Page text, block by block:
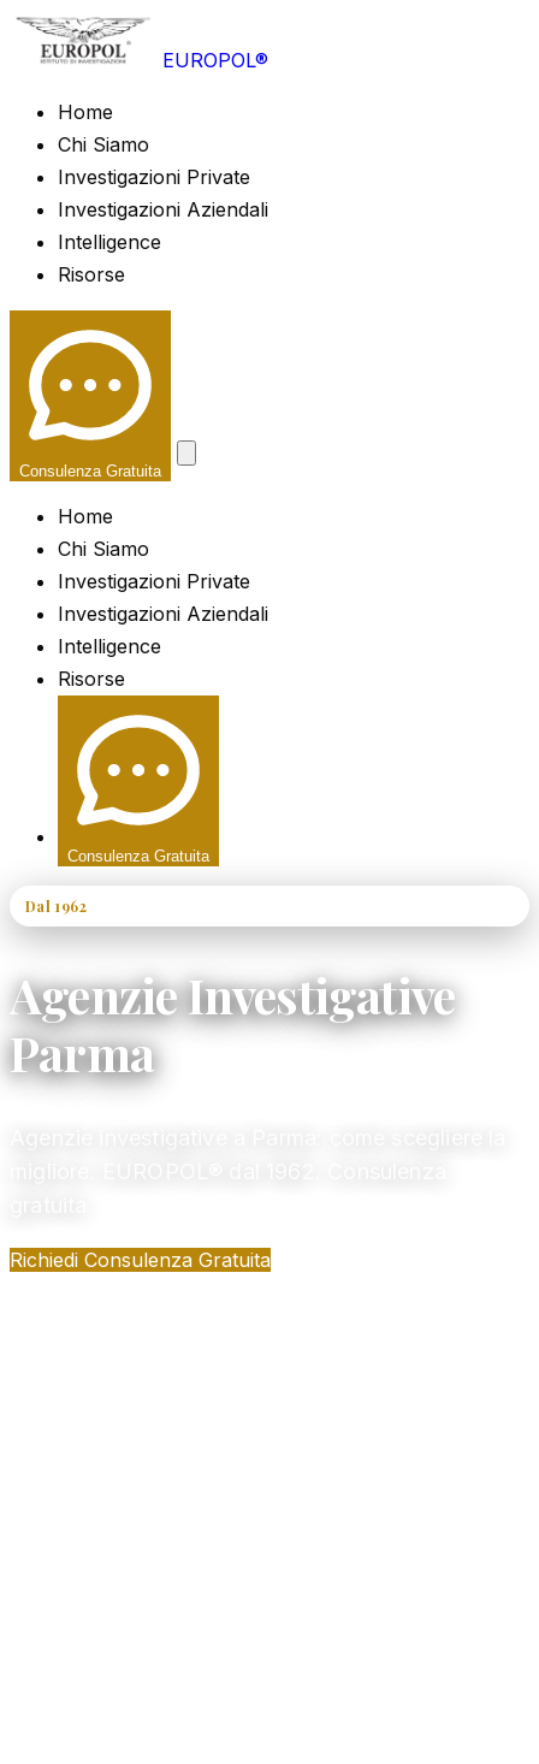
EUROPOL®
Home
Chi Siamo
Investigazioni Private
Investigazioni Aziendali
Intelligence
Risorse
Consulenza Gratuita
Home
Chi Siamo
Investigazioni Private
Investigazioni Aziendali
Intelligence
Risorse
Consulenza Gratuita
Dal 1962
Agenzie Investigative
Parma
Richiedi Consulenza Gratuita